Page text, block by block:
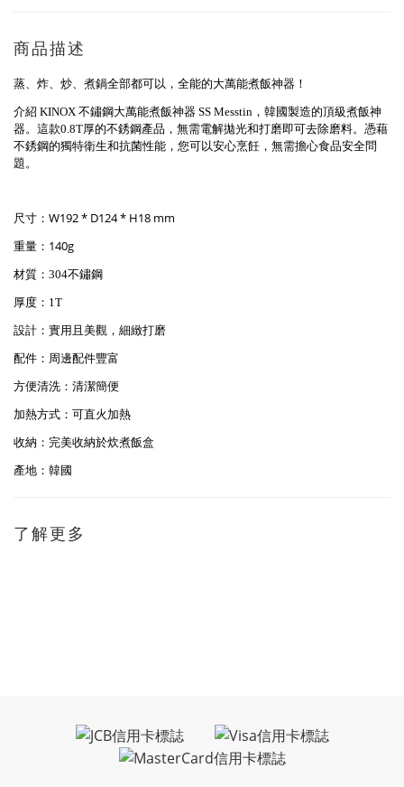
商品描述
蒸、炸、炒、煮鍋全部都可以，全能的大萬能煮飯神器！
介紹 KINOX 不鏽鋼大萬能煮飯神器 SS Messtin ，韓國製造的頂級煮飯神
器。這款0.8T厚的不銹鋼產品，無需電解拋光和打磨即可去除磨料。憑藉
不銹鋼的獨特衛生和抗菌性能，您可以安心烹飪，無需擔心食品安全問
題。
尺寸： W192 * D124 * H18 mm
重量： 140g
材質： 304不鏽鋼
厚度： 1T
設計：實用且美觀，細緻打磨
配件：周邊配件豐富
方便清洗：清潔簡便
加熱方式：可直火加熱
收納：完美收納於炊煮飯盒
產地：韓國
了解更多